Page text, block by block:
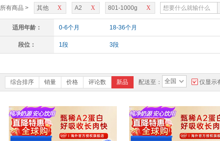
所有商品 > X
其他 X
A2 X
801-1000g
适用年龄： 0-6个月 18-36个月
段位： 1段 3段
综合排序 销量 价格 评论数 新品 配送至： 全国 仅显示